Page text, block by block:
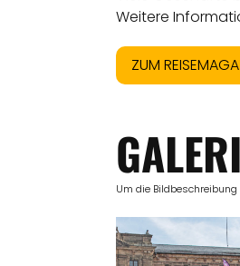
Weitere
ZUM
Um die